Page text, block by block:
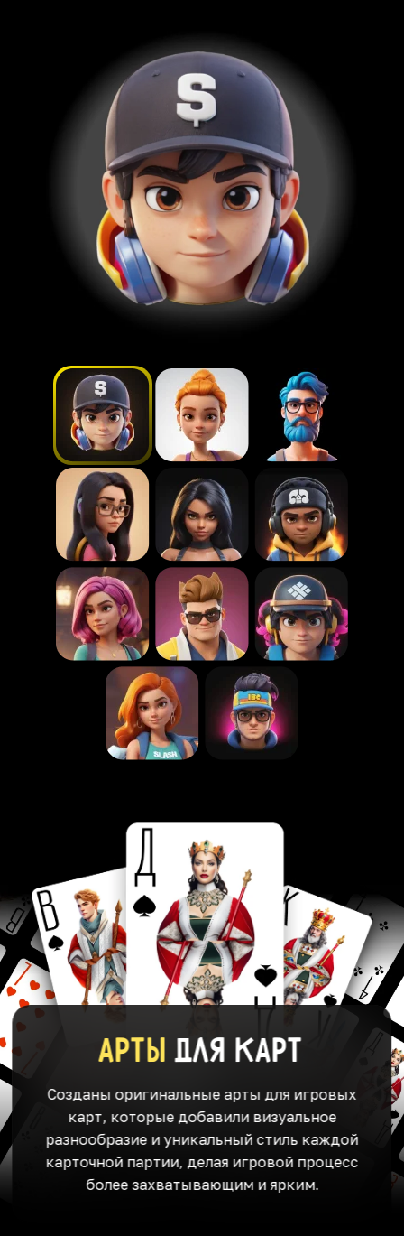
Арты для карт
Созданы оригинальные арты для игровых
карт, которые добавили визуальное
разнообразие и уникальный стиль каждой
карточной партии, делая игровой процесс
более захватывающим и ярким.